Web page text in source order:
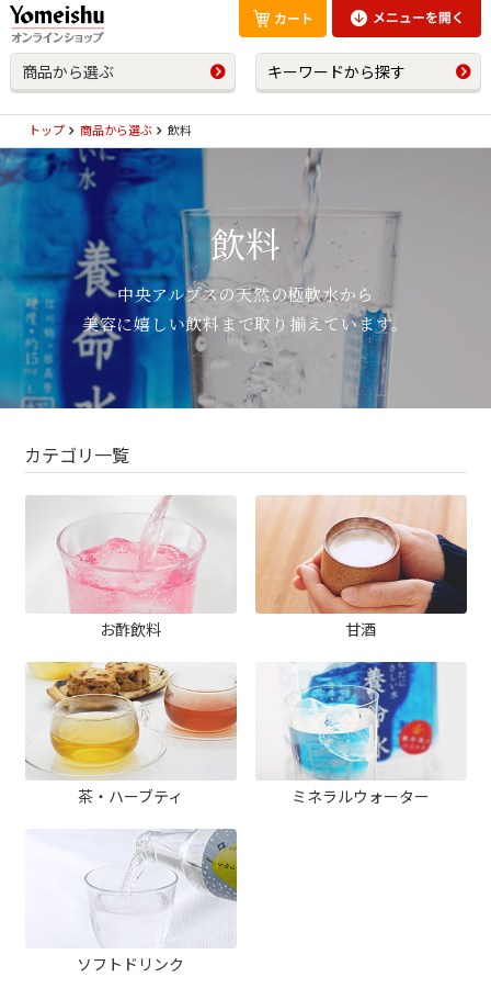
商品から選ぶ キーワードから探す
トップ 商品から選ぶ 飲料
飲料
中央アルプスの天然の極軟水から
美容に嬉しい飲料まで取り揃えています。
カテゴリ一覧
お酢飲料 甘酒
茶・ハーブティ ミネラルウォーター
ソフトドリンク